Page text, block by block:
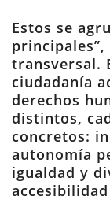
Estos se
transversal.
ciudadanía
derechos
distintos,
concretos:
autonomía
igualdad y